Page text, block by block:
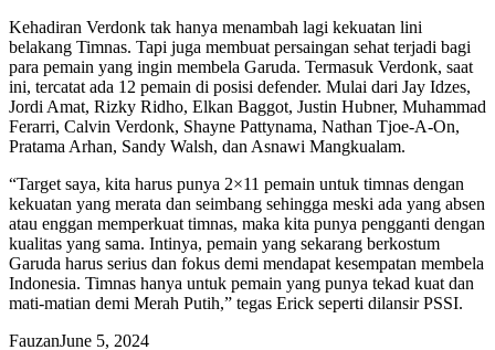
Kehadiran Verdonk tak hanya menambah lagi kekuatan lini
belakang Timnas. Tapi juga membuat persaingan sehat terjadi bagi
para pemain yang ingin membela Garuda. Termasuk Verdonk, saat
ini, tercatat ada 12 pemain di posisi defender. Mulai dari Jay Idzes,
Jordi Amat, Rizky Ridho, Elkan Baggot, Justin Hubner, Muhammad
Ferarri, Calvin Verdonk, Shayne Pattynama, Nathan Tjoe-A-On,
Pratama Arhan, Sandy Walsh, dan Asnawi Mangkualam.
“Target saya, kita harus punya 2×11 pemain untuk timnas dengan
kekuatan yang merata dan seimbang sehingga meski ada yang absen
atau enggan memperkuat timnas, maka kita punya pengganti dengan
kualitas yang sama. Intinya, pemain yang sekarang berkostum
Garuda harus serius dan fokus demi mendapat kesempatan membela
Indonesia. Timnas hanya untuk pemain yang punya tekad kuat dan
mati-matian demi Merah Putih,” tegas Erick seperti dilansir PSSI.
FauzanJune 5, 2024